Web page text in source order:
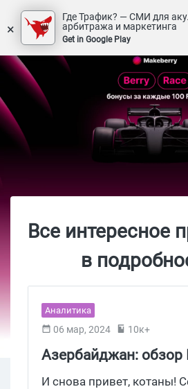
×
Где Трафик? — СМИ для
арбитража и маркетинга
Get in Google Play
Все интересное
в
Аналитика
06 мар, 2024 10к+
Азербайджан: обзор
целевой аудитории
И снова привет, котаны!